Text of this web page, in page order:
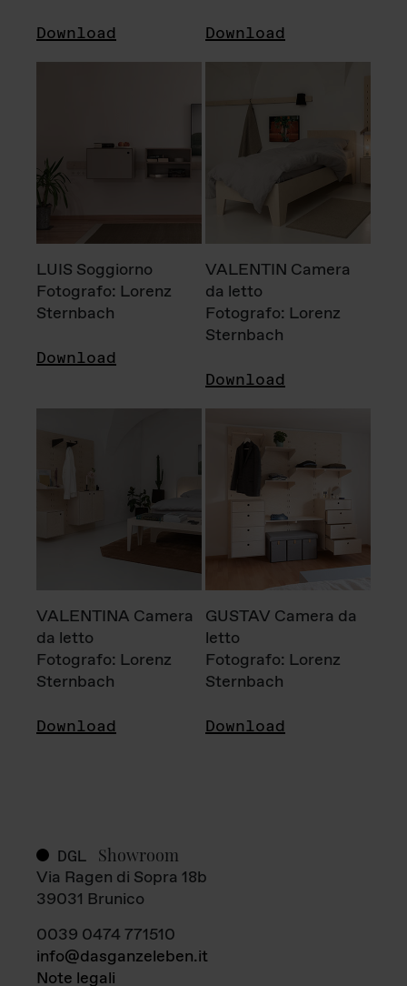
Download Download
LUIS Soggiorno
Fotografo: Lorenz
Sternbach
Download
VALENTIN Camera
da letto
Fotografo: Lorenz
Sternbach
Download
VALENTINA Camera
da letto
Fotografo: Lorenz
Sternbach
Download
GUSTAV Camera da
letto
Fotografo: Lorenz
Sternbach
Download
DGL Showroom
Via Ragen di Sopra 18b
39031 Brunico
0039 0474 771510
info@dasganzeleben.it
Note legali